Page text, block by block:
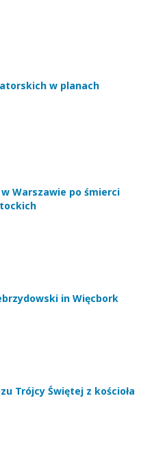
w planach
Warszawie po śmierci
in Więcbork
Trójcy Świętej z kościoła